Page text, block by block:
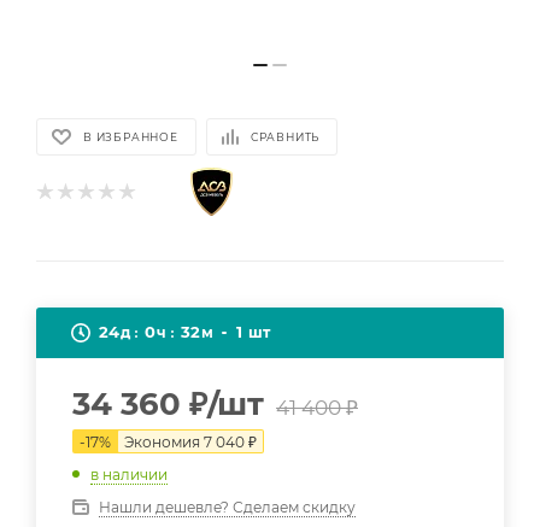
В ИЗБРАННОЕ СРАВНИТЬ
24д 0ч 32м 1 шт
34 360 ₽/шт 41 400₽
-17% Экономия 7 040 ₽
в наличии
Нашли дешевле? Сделаем скидку